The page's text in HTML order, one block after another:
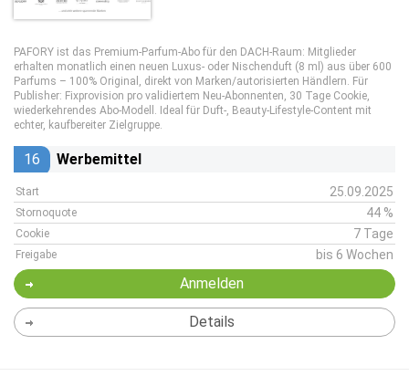
PAFORY ist das Premium-Parfum-Abo für den DACH-Raum: Mitglieder
erhalten monatlich einen neuen Luxus- oder Nischenduft (8 ml) aus über 600
Parfums – 100% Original, direkt von Marken/autorisierten Händlern. Für
Publisher: Fixprovision pro validiertem Neu-Abonnenten, 30 Tage Cookie,
wiederkehrendes Abo-Modell. Ideal für Duft-, Beauty-Lifestyle-Content mit
echter, kaufbereiter Zielgruppe.
16 Werbemittel
Start 25.09.2025
Stornoquote 44 %
Cookie 7 Tage
Freigabe bis 6 Wochen
Anmelden
Details